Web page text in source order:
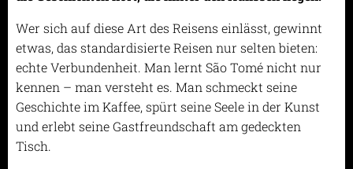
Wer sich auf diese Art des Reisens einlässt, gewinnt
etwas, das standardisierte Reisen nur selten bieten:
echte Verbundenheit. Man lernt São Tomé nicht nur
kennen – man versteht es. Man schmeckt seine
Geschichte im Kaffee, spürt seine Seele in der Kunst
und erlebt seine Gastfreundschaft am gedeckten
Tisch.